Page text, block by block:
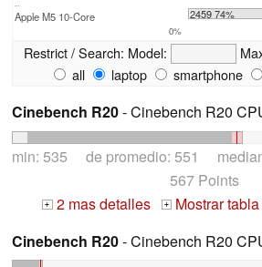
Apple M5 10-Core 2459 74%
0%
Restrict / Search: Model:
all
laptop smartphone
Cinebench R20- Cinebench R20
min: 535 de promedio: 551
567 Points
+ 2 mas detalles +
Mostrar
Cinebench R20- Cinebench R20